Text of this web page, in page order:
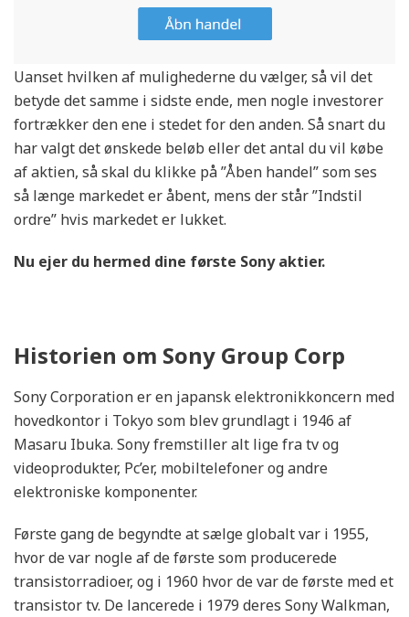
Uanset hvilken af mulighederne du vælger, så vil det
betyde det samme i sidste ende, men nogle investorer
fortrækker den ene i stedet for den anden. Så snart du
har valgt det ønskede beløb eller det antal du vil købe
af aktien, så skal du klikke på ”Åben handel” som ses
så længe markedet er åbent, mens der står ”Indstil
ordre” hvis markedet er lukket.
Nu ejer du hermed dine første Sony aktier.
Historien om Sony Group Corp
Sony Corporation er en japansk elektronikkoncern med
hovedkontor i Tokyo som blev grundlagt i 1946 af
Masaru Ibuka. Sony fremstiller alt lige fra tv og
videoprodukter, Pc’er, mobiltelefoner og andre
elektroniske komponenter.
Første gang de begyndte at sælge globalt var i 1955,
hvor de var nogle af de første som producerede
transistorradioer, og i 1960 hvor de var de første med et
transistor tv. De lancerede i 1979 deres Sony Walkman,